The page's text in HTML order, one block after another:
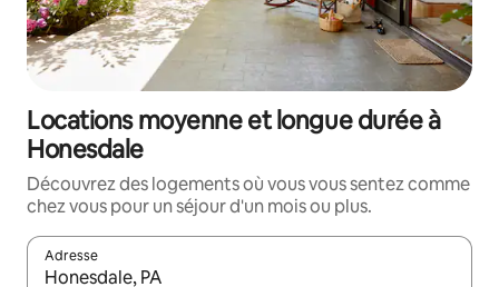
Locations moyenne et longue durée à
Honesdale
Découvrez des logements où vous vous sentez comme
chez vous pour un séjour d'un mois ou plus.
Adresse
Lorsque les résultats s'affichent, utilisez les flèches vers le